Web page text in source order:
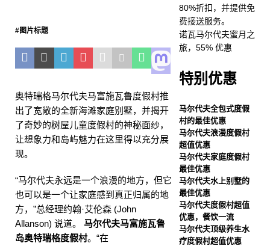
尔代夫肉桂酒店及度假村推
五促销活动，最高可享80%
折扣，并提供免费接送服
务。 特别优惠
瓦马尔代夫蜜月之旅，55%
优惠 特别优惠
#图片标题
奥特瑞格马尔代夫马富施瓦鲁度假村推
出了宽敞的全新海滩家庭别墅，并揭开
了奇妙的树屋儿童度假村的神秘面纱，
让想象力和岛屿魅力在这里得以充分展
现。
“马尔代夫永远是一个浪漫的地方，但它
也可以是一个让家庭感到真正归属的地
方，”总经理约翰·艾伦森 (John
Allanson) 说道。 马尔代夫马富施瓦鲁
岛奥特瑞格度假村。“在
80%折扣，并提供免
费接送服务。
诺瓦马尔代夫蜜月之
旅，55% 优惠
特别优惠
马尔代夫全包式度假
村的最佳优惠
马尔代夫浪漫度假村
超值优惠
马尔代夫家庭度假村
最佳优惠
马尔代夫水上别墅的
最佳优惠
马尔代夫度假村超值
优惠，餐饮一流
马尔代夫顶级养生水
疗度假村超值优惠